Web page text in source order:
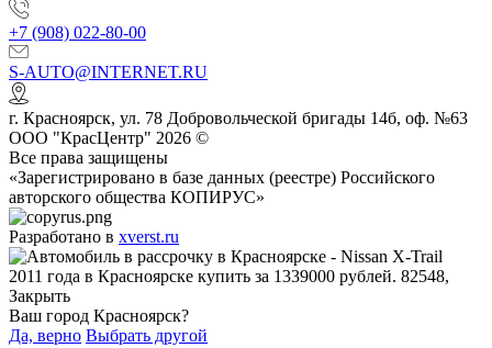
+7 (908) 022-80-00
S-AUTO@INTERNET.RU
г. Красноярск, ул. 78 Добровольческой бригады 14б, оф. №63
ООО "КрасЦентр" 2026 ©
Все права защищены
«Зарегистрировано в базе данных (реестре) Российского
авторского общества КОПИРУС»
Разработано в xverst.ru
Ваш город Красноярск?
Да, верно Выбрать другой